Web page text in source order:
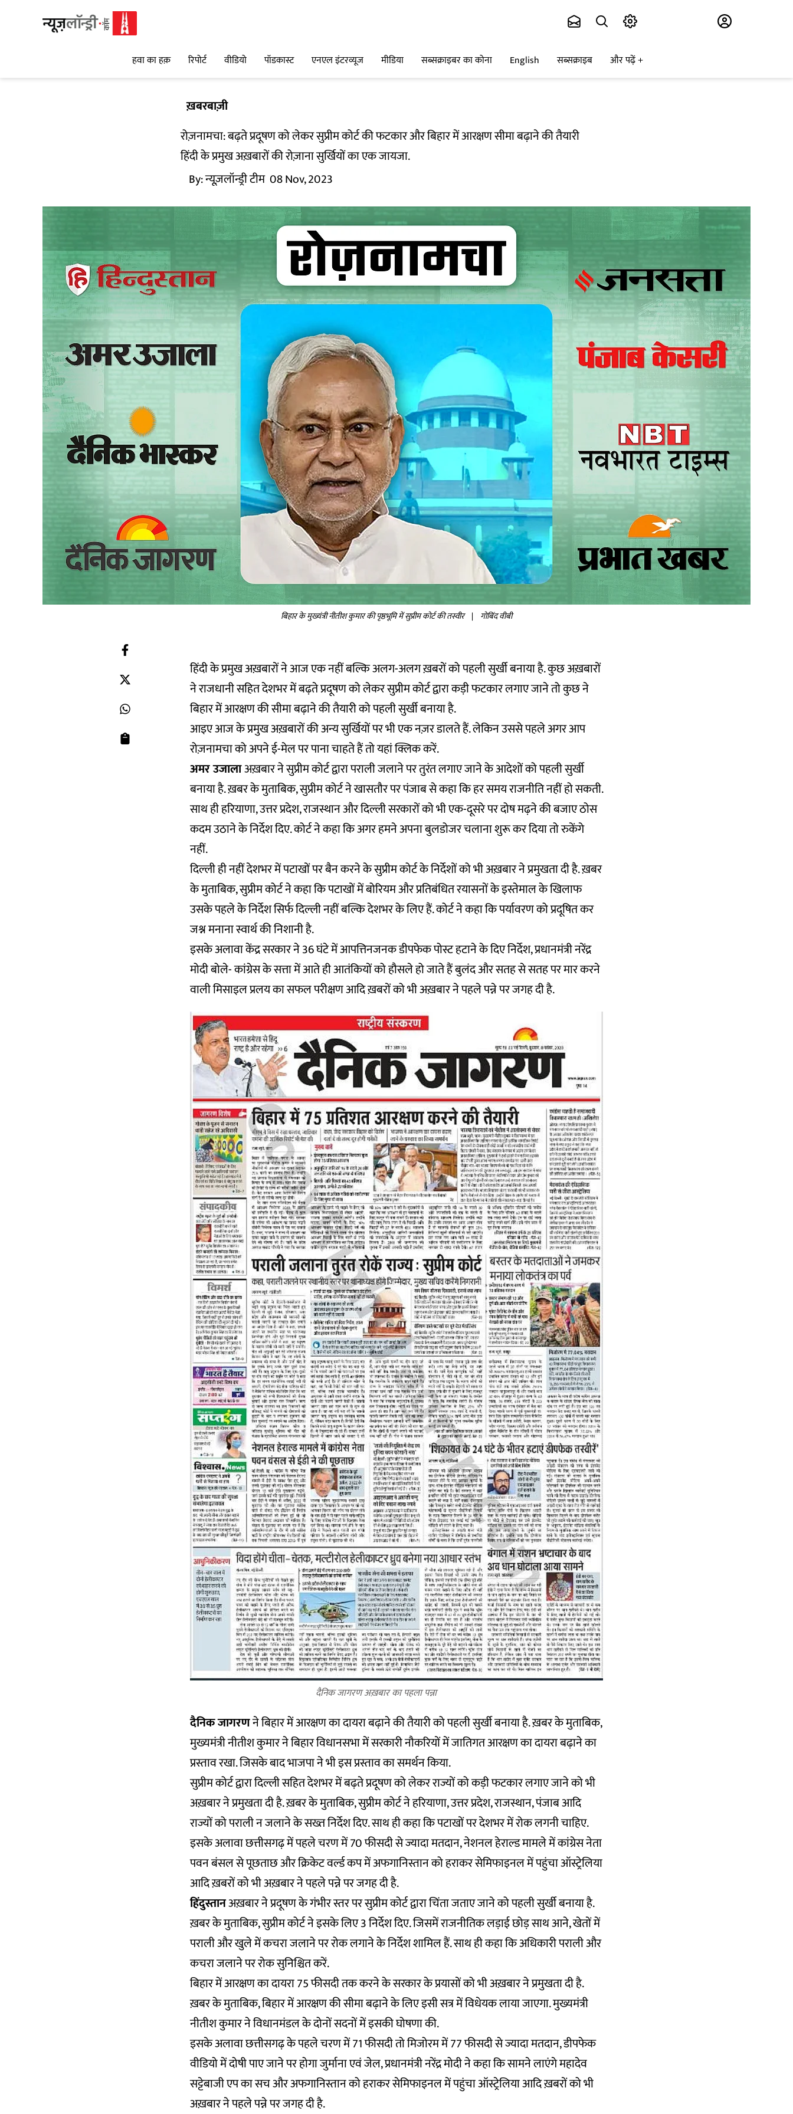
हवा का हक़ रिपोर्ट वीडियो पॉडकास्ट एनएल इंटरव्यूज मीडिया सब्सक्राइबर का कोना English सब्सक्राइब और पढ़ें
ख़बरबाज़ी
रोज़नामचा: बढ़ते प्रदूषण को लेकर सुप्रीम कोर्ट की फटकार और बिहार में आरक्षण सीमा बढ़ाने की तैयारी
हिंदी के प्रमुख अख़बारों की रोज़ाना सुर्खियों का एक जायजा.
By:न्यूज़लॉन्ड्री टीम 08 Nov, 2023
बिहार के मुख्यंत्री नीतीश कुमार की पृष्ठभूमि में सुप्रीम कोर्ट की तस्वीर | गोबिंद वीबी
हिंदी के प्रमुख अख़बारों ने आज एक नहीं बल्कि अलग-अलग ख़बरों को पहली सुर्खी बनाया है. कुछ अख़बारों
ने राजधानी सहित देशभर में बढ़ते प्रदूषण को लेकर सुप्रीम कोर्ट द्वारा कड़ी फटकार लगाए जाने तो कुछ ने
बिहार में आरक्षण की सीमा बढ़ाने की तैयारी को पहली सुर्खी बनाया है.
आइए आज के प्रमुख अख़बारों की अन्य सुर्खियों पर भी एक नज़र डालते हैं. लेकिन उससे पहले अगर आप
रोज़नामचा को अपने ई-मेल पर पाना चाहते हैं तोयहांक्लिक करें.
अमर उजालाअख़बार ने सुप्रीम कोर्ट द्वारा पराली जलाने पर तुरंत लगाए जाने के आदेशों को पहली सुर्खी
बनाया है. ख़बर के मुताबिक, सुप्रीम कोर्ट ने खासतौर पर पंजाब से कहा कि हर समय राजनीति नहीं हो सकती.
साथ ही हरियाणा, उत्तर प्रदेश, राजस्थान और दिल्ली सरकारों को भी एक-दूसरे पर दोष मढ़ने की बजाए ठोस
कदम उठाने के निर्देश दिए. कोर्ट ने कहा कि अगर हमने अपना बुलडोजर चलाना शुरू कर दिया तो रुकेंगे
नहीं.
दिल्ली ही नहीं देशभर में पटाखों पर बैन करने के सुप्रीम कोर्ट के निर्देशों को भी अख़बार ने प्रमुखता दी है. ख़बर
के मुताबिक, सुप्रीम कोर्ट ने कहा कि पटाखों में बोरियम और प्रतिबंधित रयासनों के इस्तेमाल के खिलाफ
उसके पहले के निर्देश सिर्फ दिल्ली नहीं बल्कि देशभर के लिए हैं. कोर्ट ने कहा कि पर्यावरण को प्रदूषित कर
जश्न मनाना स्वार्थ की निशानी है.
इसके अलावा केंद्र सरकार ने 36 घंटे में आपत्तिनजनक डीपफेक पोस्ट हटाने के दिए निर्देश, प्रधानमंत्री नरेंद्र
मोदी बोले- कांग्रेस के सत्ता में आते ही आतंकियों को हौसले हो जाते हैं बुलंद और सतह से सतह पर मार करने
वाली मिसाइल प्रलय का सफल परीक्षण आदि ख़बरों को भी अख़बार ने पहले पन्ने पर जगह दी है.
दैनिक जागरण अख़बार का पहला पन्ना
दैनिक जागरणने बिहार में आरक्षण का दायरा बढ़ाने की तैयारी को पहली सुर्खी बनाया है. ख़बर के मुताबिक,
मुख्यमंत्री नीतीश कुमार ने बिहार विधानसभा में सरकारी नौकरियों में जातिगत आरक्षण का दायरा बढ़ाने का
प्रस्ताव रखा. जिसके बाद भाजपा ने भी इस प्रस्ताव का समर्थन किया.
सुप्रीम कोर्ट द्वारा दिल्ली सहित देशभर में बढ़ते प्रदूषण को लेकर राज्यों को कड़ी फटकार लगाए जाने को भी
अख़बार ने प्रमुखता दी है. ख़बर के मुताबिक, सुप्रीम कोर्ट ने हरियाणा, उत्तर प्रदेश, राजस्थान, पंजाब आदि
राज्यों को पराली न जलाने के सख्त निर्देश दिए. साथ ही कहा कि पटाखों पर देशभर में रोक लगनी चाहिए.
इसके अलावा छत्तीसगढ़ में पहले चरण में 70 फीसदी से ज्यादा मतदान, नेशनल हेराल्ड मामले में कांग्रेस नेता
पवन बंसल से पूछताछ और क्रिकेट वर्ल्ड कप में अफगानिस्तान को हराकर सेमिफाइनल में पहुंचा ऑस्ट्रेलिया
आदि ख़बरों को भी अख़बार ने पहले पन्ने पर जगह दी है.
हिंदुस्तानअख़बार ने प्रदूषण के गंभीर स्तर पर सुप्रीम कोर्ट द्वारा चिंता जताए जाने को पहली सुर्खी बनाया है.
ख़बर के मुताबिक, सुप्रीम कोर्ट ने इसके लिए 3 निर्देश दिए. जिसमें राजनीतिक लड़ाई छोड़ साथ आने, खेतों में
पराली और खुले में कचरा जलाने पर रोक लगाने के निर्देश शामिल हैं. साथ ही कहा कि अधिकारी पराली और
कचरा जलाने पर रोक सुनिश्चित करें.
बिहार में आरक्षण का दायरा 75 फीसदी तक करने के सरकार के प्रयासों को भी अख़बार ने प्रमुखता दी है.
ख़बर के मुताबिक, बिहार में आरक्षण की सीमा बढ़ाने के लिए इसी सत्र में विधेयक लाया जाएगा. मुख्यमंत्री
नीतीश कुमार ने विधानमंडल के दोनों सदनों में इसकी घोषणा की.
इसके अलावा छत्तीसगढ़ के पहले चरण में 71 फीसदी तो मिजोरम में 77 फीसदी से ज्यादा मतदान, डीपफेक
वीडियो में दोषी पाए जाने पर होगा जुर्माना एवं जेल, प्रधानमंत्री नरेंद्र मोदी ने कहा कि सामने लाएंगे महादेव
सट्टेबाजी एप का सच और अफगानिस्तान को हराकर सेमिफाइनल में पहुंचा ऑस्ट्रेलिया आदि ख़बरों को भी
अख़बार ने पहले पन्ने पर जगह दी है.